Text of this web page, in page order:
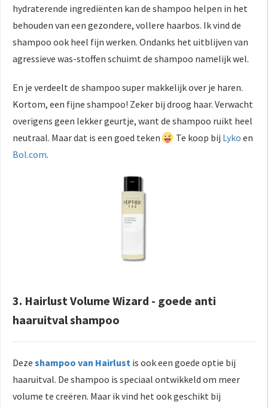
hydraterende ingrediënten kan de shampoo helpen in het
behouden van een gezondere, vollere haarbos. Ik vind de
shampoo ook heel fijn werken. Ondanks het uitblijven van
agressieve was-stoffen schuimt de shampoo namelijk wel.
En je verdeelt de shampoo super makkelijk over je haren.
Kortom, een fijne shampoo! Zeker bij droog haar. Verwacht
overigens geen lekker geurtje, want de shampoo ruikt heel
neutraal. Maar dat is een goed teken
Te koop bij Lyko en
Bol.com.
3. Hairlust Volume Wizard - goede anti
haaruitval shampoo
Deze shampoo van Hairlust is ook een goede optie bij
haaruitval. De shampoo is speciaal ontwikkeld om meer
volume te creëren. Maar ik vind het ook geschikt bij